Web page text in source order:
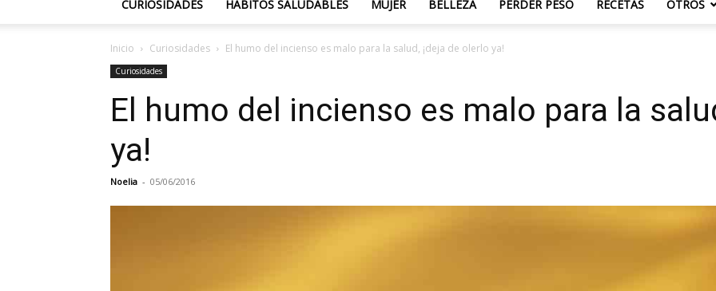
CURIOSIDADES HÁBITOS SALUDABLES MUJER BELLEZA PERDER PESO RECETAS OTROS
Inicio Curiosidades El humo del incienso es malo para la salud, ¡deja de olerlo ya!
Curiosidades
El humo del incienso es malo para la
ya!
Noelia - 05/06/2016